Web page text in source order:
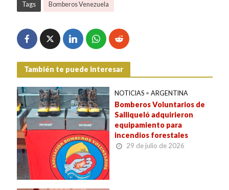
Tags Bomberos Venezuela
También te puede interesar
NOTICIAS • ARGENTINA
Bomberos Voluntarios de
Salliqueló adquirieron
equipamiento para
incendios forestales
29 de julio de 2026